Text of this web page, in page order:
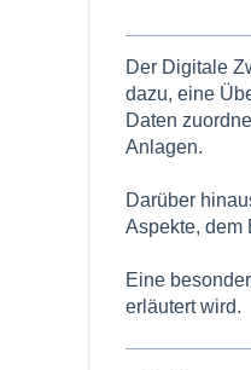
Der Digitale
dazu, eine
Daten
Anlagen.
Darüber
Aspekte, dem
Eine
erläutert wird.